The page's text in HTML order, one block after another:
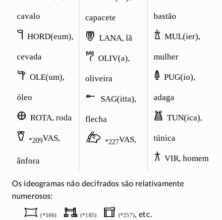
cavalo
𐂏 HORD(eum),
cevada
𐂕 OLE(um),
óleo
𐃏 ROTA, roda
𐃨 *209VAS,
ânfora
capacete
𐂝 LANA, lã
𐂐 OLIV(a),
oliveira
𐃇 SAG(itta),
flecha
𐃶 *227VAS,
bastão
𐂁 MUL(ier),
mulher
𐃉 PUG(io),
adaga
𐂪 TUN(ica),
túnica
𐂀 VIR, homem
Os ideogramas não decifrados são relativamente
numerosos:
𐂮 (*166) 𐃀 (*185) 𐃛 (*257), etc.